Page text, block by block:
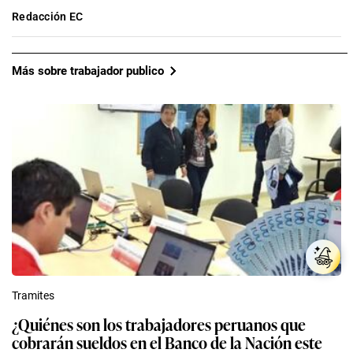
Redacción EC
Más sobre trabajador publico
Tramites
¿Quiénes son los trabajadores peruanos que
cobrarán sueldos en el Banco de la Nación este